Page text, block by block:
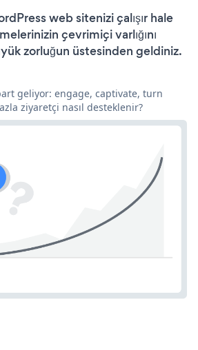
web sitenizi çalışır hale
çevrimiçi varlığını
zorluğun üstesinden geldiniz.
geliyor: engage, captivate, turn
ziyaretçi nasıl desteklenir?